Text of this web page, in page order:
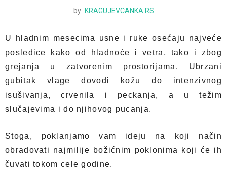
by KRAGUJEVCANKA.RS
U hladnim mesecima usne i ruke osećaju najveće
posledice kako od hladnoće i vetra, tako i zbog
grejanja u zatvorenim prostorijama. Ubrzani
gubitak vlage dovodi kožu do intenzivnog
isušivanja, crvenila i peckanja, a u težim
slučajevima i do njihovog pucanja.
Stoga, poklanjamo vam ideju na koji način
obradovati najmilije božićnim poklonima koji će ih
čuvati tokom cele godine.